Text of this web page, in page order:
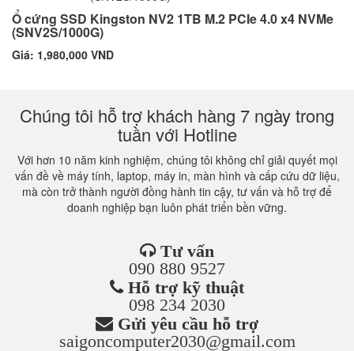
Ổ cứng SSD Kingston NV2 1TB M.2 PCIe 4.0 x4 NVMe
(SNV2S/1000G)
Giá: 1,980,000 VND
Chúng tôi hỗ trợ khách hàng 7 ngày trong
tuần với Hotline
Với hơn 10 năm kinh nghiệm, chúng tôi không chỉ giải quyết mọi
vấn đề về máy tính, laptop, máy in, màn hình và cấp cứu dữ liệu,
mà còn trở thành người đồng hành tin cậy, tư vấn và hỗ trợ để
doanh nghiệp bạn luôn phát triển bền vững.
Tư vấn
090 880 9527
Hỗ trợ kỹ thuật
098 234 2030
Gửi yêu cầu hỗ trợ
saigoncomputer2030@gmail.com